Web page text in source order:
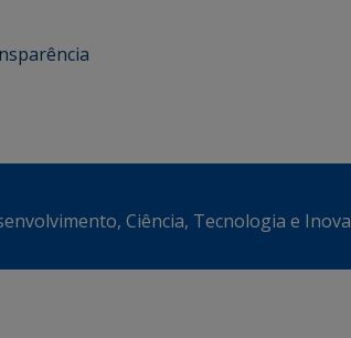
Ciência, Tecnologia e